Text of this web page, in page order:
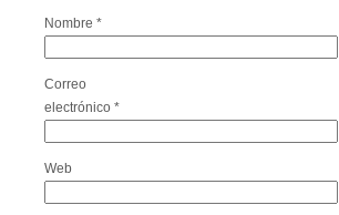
Nombre *
Correo
electrónico *
Web